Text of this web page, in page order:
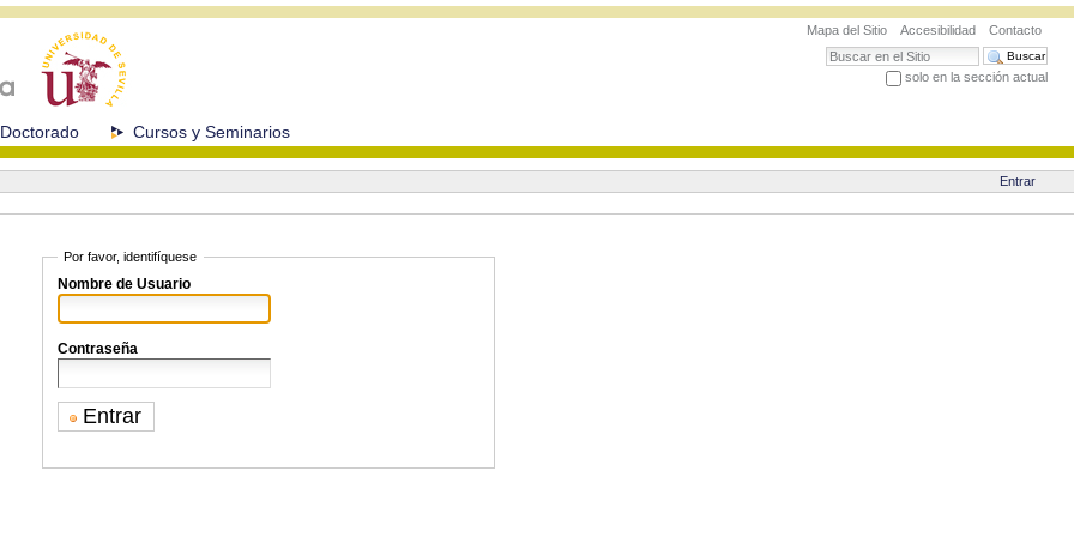
Mapa del Sitio Accesibilidad
Contacto
Buscar
solo en la sección actual
Doctorado Cursos y Seminarios
Entrar
Por favor, identifíquese
Nombre de Usuario
Contraseña